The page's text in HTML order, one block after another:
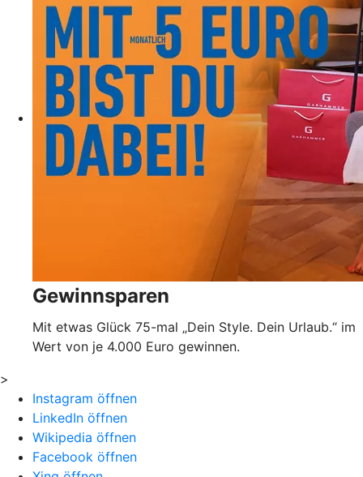
Gewinnsparen
Mit etwas Glück 75-mal „Dein Style. Dein Urlaub.“ im
Wert von je 4.000 Euro gewinnen.
>
Instagram öffnen
LinkedIn öffnen
Wikipedia öffnen
Facebook öffnen